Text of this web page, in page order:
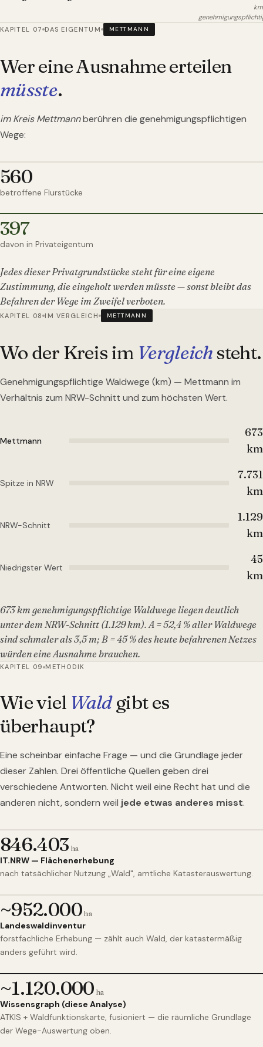
km
KAPITEL 07 DAS EIGENTUM METTMANN
Wer eine Ausnahme erteilen
müsste.
im Kreis Mettmannberühren die genehmigungspflichtigen
Wege:
560
betroffene Flurstücke
397
davon in Privateigentum
Jedes dieser Privatgrundstücke steht für eine eigene
Zustimmung, die eingeholt werden müsste — sonst bleibt das
Befahren der Wege im Zweifel verboten.
KAPITEL 08 IM VERGLEICH METTMANN
Wo der Kreis im Vergleichsteht.
Genehmigungspflichtige Waldwege (km) — Mettmann im
Verhältnis zum NRW-Schnitt und zum höchsten Wert.
Mettmann
673
km
Spitze in NRW
7.731
km
NRW-Schnitt
1.129
km
Niedrigster Wert
45
km
673 km genehmigungspflichtige Waldwege liegen deutlich
unter dem NRW-Schnitt (1.129 km). A = 52,4 % aller Waldwege
sind schmaler als 3,5 m; B = 45 % des heute befahrenen Netzes
würden eine Ausnahme brauchen.
KAPITEL 09 METHODIK
Wie viel Waldgibt es
überhaupt?
Eine scheinbar einfache Frage — und die Grundlage jeder
dieser Zahlen. Drei öffentliche Quellen geben drei
verschiedene Antworten. Nicht weil eine Recht hat und die
anderen nicht, sondern weil jede etwas anderes misst.
846.403 ha
IT.NRW — Flächenerhebung
nach tatsächlicher Nutzung „Wald", amtliche Katasterauswertung.
~952.000ha
Landeswaldinventur
forstfachliche Erhebung — zählt auch Wald, der katastermäßig
anders geführt wird.
~1.120.000 ha
Wissensgraph (diese Analyse)
ATKIS + Waldfunktionskarte, fusioniert — die räumliche Grundlage
der Wege-Auswertung oben.